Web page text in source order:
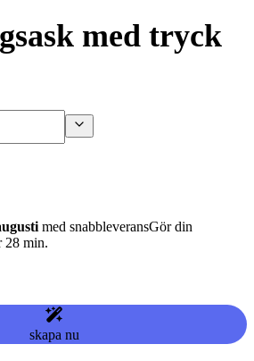
med tryck
med snabbleveransGör din
28 min.
skapa nu